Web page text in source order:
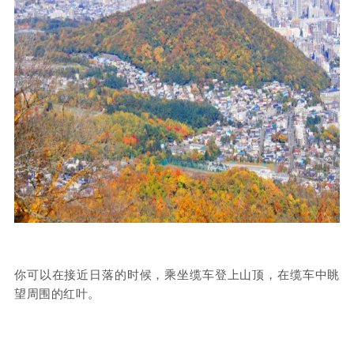
你可以在接近日落的时候，乘坐缆车登上山顶，在缆车中眺
望周围的红叶。